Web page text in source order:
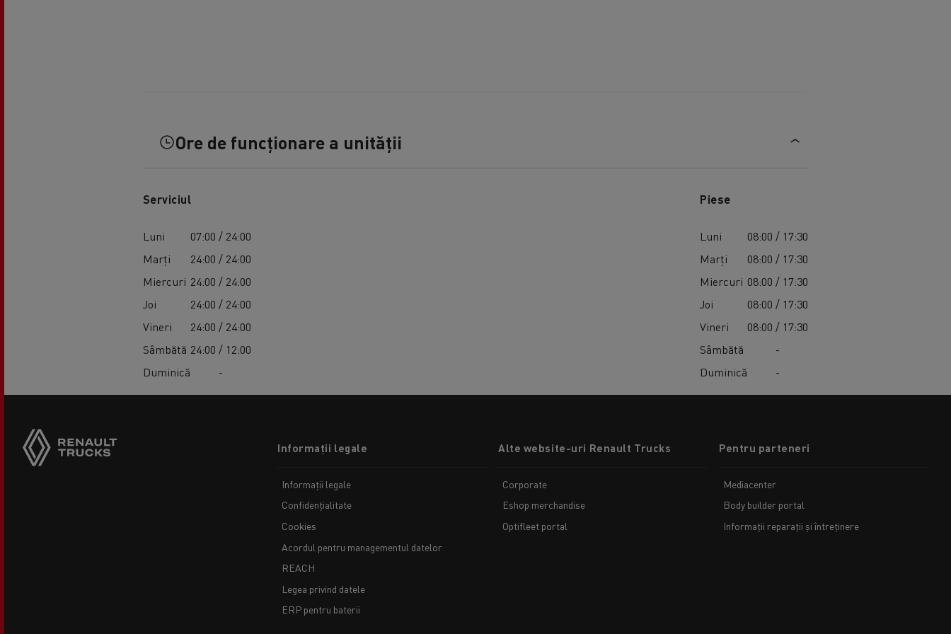
Ore de funcționare a unității
Serviciul
Luni
07:00 / 24:00
Marți
24:00 / 24:00
Miercuri 24:00 / 24:00
Joi
24:00 / 24:00
Vineri
24:00 / 24:00
Sâmbătă 24:00 / 12:00
Duminică
-
Piese
Luni
08:00 / 17:30
Marți
08:00 / 17:30
Miercuri 08:00 / 17:30
Joi
08:00 / 17:30
Vineri
08:00 / 17:30
Sâmbătă
-
Duminică
-
menuInformații legale
Informații legale
Confidențialitate
Cookies
Acordul pentru managementul datelor
REACH
Legea privind datele
ERP pentru baterii
Alte website-uri Renault Trucks
Corporate
Eshop merchandise
Optifleet portal
Pentru parteneri
Mediacenter
Body builder portal
Informații reparații și întreținere